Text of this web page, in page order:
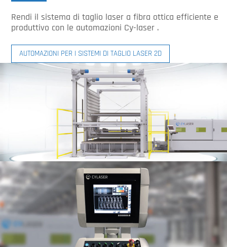
Rendi il sistema di taglio laser a fibra ottica efficiente e
produttivo con le automazioni Cy-laser .
AUTOMAZIONI PER I SISTEMI DI TAGLIO LASER 2D